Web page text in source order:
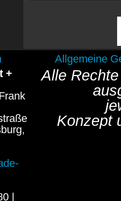
Allgemeine
+
|
Alle
Konzept